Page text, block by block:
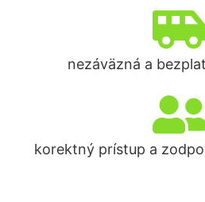
nezáväzná a
korektný prístup a